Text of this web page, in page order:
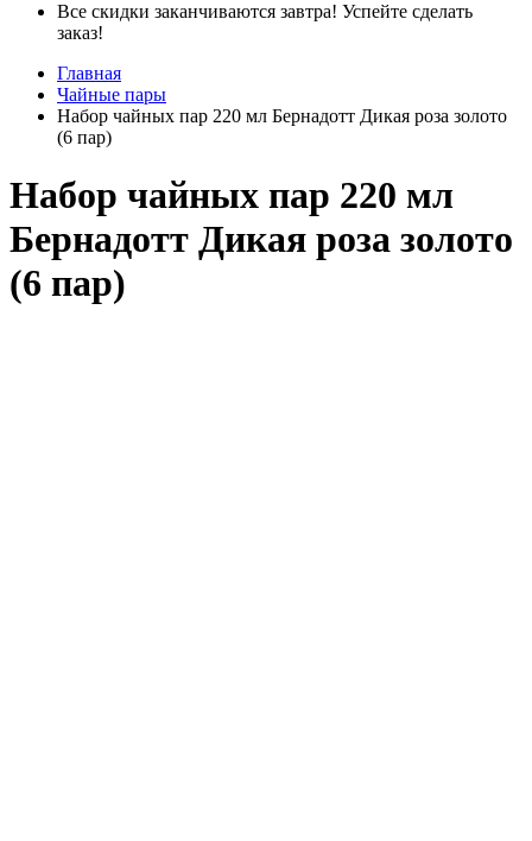
Все скидки заканчиваются завтра! Успейте сделать
заказ!
Главная
Чайные пары
Набор чайных пар 220 мл Бернадотт Дикая роза золото
(6 пар)
Набор чайных пар 220 мл
Бернадотт Дикая роза золото
(6 пар)